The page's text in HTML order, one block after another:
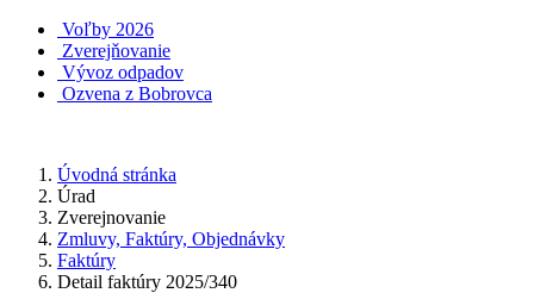
Voľby 2026
Zverejňovanie
Vývoz odpadov
Ozvena z Bobrovca
Úvodná stránka
Úrad
Zverejnovanie
Zmluvy, Faktúry, Objednávky
Faktúry
Detail faktúry 2025/340